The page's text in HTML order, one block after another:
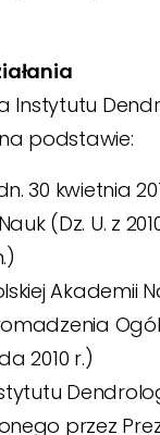
Instytutu
podstawie:
30 kwietnia
(Dz. U. z
Akademii
2010 r.)
przez